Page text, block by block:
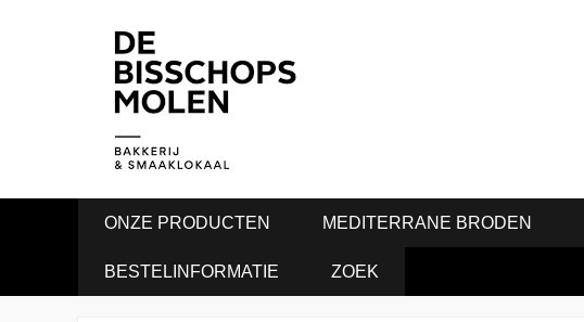
ONZE PRODUCTEN MEDITERRANE BRODEN
BESTELINFORMATIE ZOEK